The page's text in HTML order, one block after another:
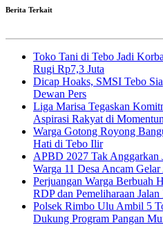
Berita Terkait
Toko Tani di Tebo Jadi
Rugi Rp7,3 Juta
Dicap Hoaks, SMSI Tebo
Dewan Pers
Liga Marisa Tegaskan
Aspirasi Rakyat di
Warga Gotong Royong
Hati di Tebo Ilir
APBD 2027 Tak Anggarkan
Warga 11 Desa Ancam
Perjuangan Warga Berbuah
RDP dan Pemeliharaan
Polsek Rimbo Ulu Ambil 5
Dukung Program Pangan